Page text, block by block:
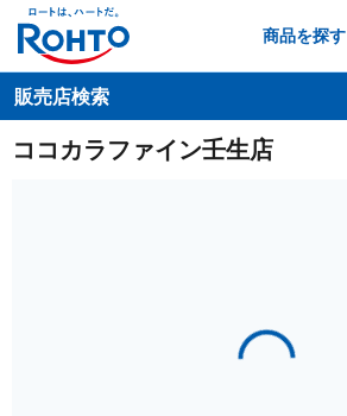
商品を探す
販売店検索
ココカラファイン壬生店
Loading...